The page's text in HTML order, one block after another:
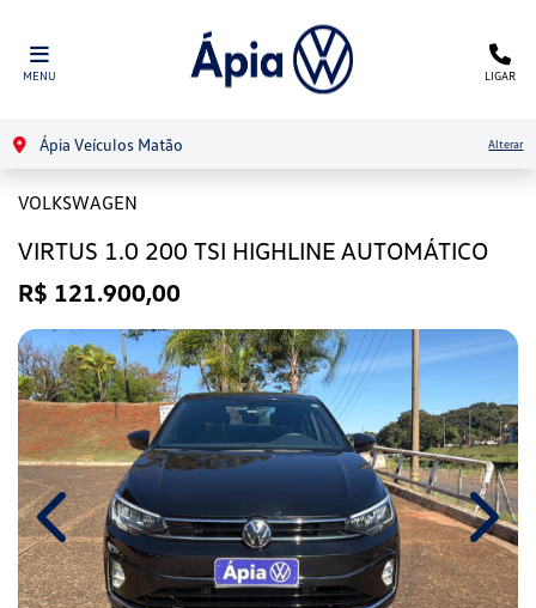
MENU LIGAR
Ápia Veículos Matão Alterar
VOLKSWAGEN
VIRTUS 1.0 200 TSI HIGHLINE AUTOMÁTICO
R$ 121.900,00
Previous Next